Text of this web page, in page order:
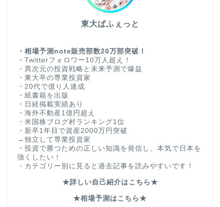
東大ぱふぇっと
・相場予測note販売部数20万部突破！
・Twitterフォロワー10万人超え！
・異次元の投資戦略と未来予測で爆益
・東大卒の専業投資家
・20代で億り人達成
・紙書籍を出版
・日経掲載実績あり
・海外不動産1億円超え
・米国株ブログ村ランキング1位
・新卒1年目で資産2000万円突破
→独立して専業投資家
・投資で勝つための正しい知識を発信し、本気で日本を
強くしたい！
・カテゴリー別に見ると過去記事を読みやすいです！
★詳しい自己紹介はこちら★
★相場予測はこちら★